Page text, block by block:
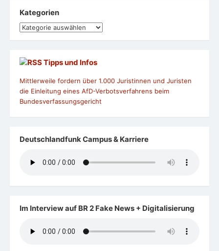
Kategorien
Kategorien
Tipps und Infos
Mittlerweile fordern über 1.000 Juristinnen und Juristen
die Einleitung eines AfD-Verbotsverfahrens beim
Bundesverfassungsgericht
Deutschlandfunk Campus & Karriere
Im Interview auf BR 2 Fake News + Digitalisierung